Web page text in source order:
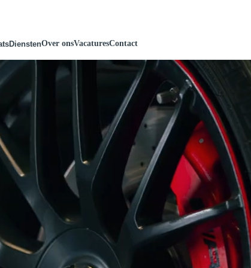
DienstenOver onsVacaturesContact